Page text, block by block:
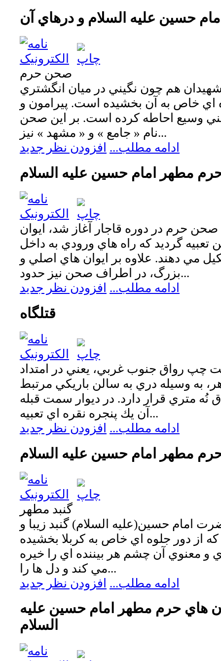
حسين عليه السلام و درهاي آن
صحن حرم
شهيدان هم چون نگيني در ميان انگشتري
اي خاص به آن بخشيده است. پيرامون و
وسيع احاطه كرده است. بر اين صحن
نام « جامع » و « مشهد » نيز...
ادامه مطلب... افزودن نظر جدید
مطهر امام حسين عليه السلام
حرم در دوره قاجار آغاز شد، ايوان
گرديد كه راه هاي ورودي به داخل
مي دهند. علاوه بر ايوان هاي اصلي و
بزرگ، در اطراف صحن نيز حدود...
ادامه مطلب... افزودن نظر جدید
قتلگاه
چپ رواق جنوب غربي، يعني در امتداد
به وسيله دري به سالن باريكي مرتبط
نُه متري قرار دارد. در ديوار سمت قبله
آن يك پنجره نقره اي تعبيه...
ادامه مطلب... افزودن نظر جدید
حرم مطهر امام حسين عليه السلام
گنبد مطهر
امام حسين(عليه السلام) گنبد زيبا و
از دور جلوه اي خاص به كربلا بخشيده
معنوي آن چشم هر بيننده اي را خيره
مي كند و دل ها را...
ادامه مطلب... افزودن نظر جدید
هاي حرم مطهر امام حسين عليه
السلام